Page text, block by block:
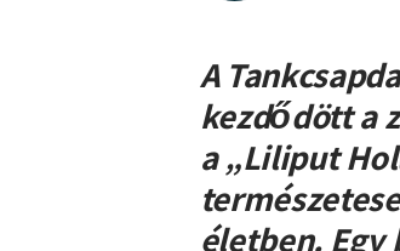
Megjelent a
A
kezdődött a
a „Liliput
életben. Egy